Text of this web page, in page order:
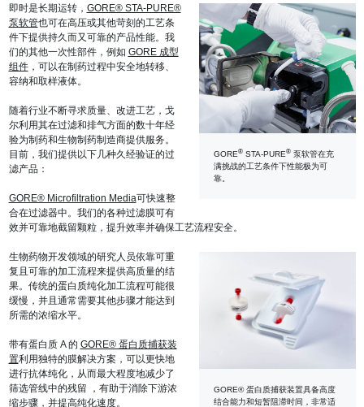
GORE® STA-PURE® 泵软管在充
满挑战的工艺条件下性能极为可
靠。
即时是长期运转， GORE® STA-PURE®
泵软管也可在高压或其他苛刻的工艺条
件下提供持久而又可靠的产品性能。我
们的其他一次性部件，例如 GORE 成型
组件，可以在制药过程中安全地转移、
容纳和取样液体。
随着行业不断寻求质量、改进工艺，戈
尔利用其在过滤和排气方面的数十年经
验为制药和生物制药制造商提供服务。
目前，我们提供以下几种久经验证的过
滤产品：
GORE® Microfiltration Media可快速整
合在过滤器中。我们的各种过滤膜可有
效并可靠地截留颗粒，提升效率并确保工艺流程安全。
GORE® 蛋白质捕获装置具备高度
结合能力和短暂阻滞时间，非常适
生物药物开发领域的研究人员依靠可重
复且可靠的加工流程来提供高质量的结
果。传统的蛋白质纯化加工流程可能很
缓慢，并且通常需要其他步骤才能达到
所需的浓缩水平。
带有蛋白质 A 的 GORE® 蛋白质捕获装
置利用独特的膜解决方案，可以更快地
进行抗体纯化，从而最大程度地减少了
筛选管线中的残留 ，有助于消除下游浓
缩步骤，并提高纯化速度。